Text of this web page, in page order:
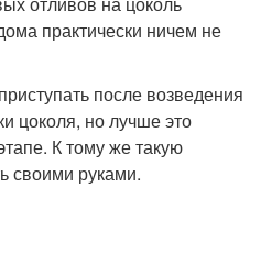
практически ничем не
после возведения
цоколя, но лучше это
К тому же такую
своими руками.